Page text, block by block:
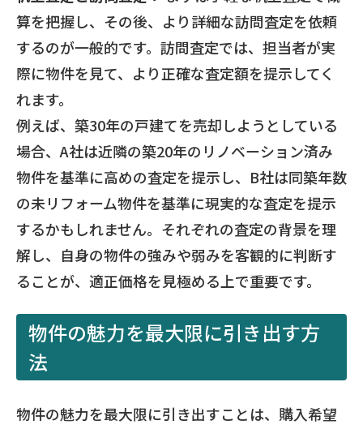
算を把握し、その後、より詳細な訪問査定を依頼
するのが一般的です。訪問査定では、担当者が実
際に物件を見て、より正確な査定額を提示してく
れます。
例えば、築30年の戸建てを売却しようとしている
場合、A社は近隣の築20年のリノベーション済み
物件を基準に高めの査定を提示し、B社は同築年数
の未リフォーム物件を基準に現実的な査定を提示
するかもしれません。それぞれの査定の背景を理
解し、自身の物件の強みや弱みを客観的に判断す
ることが、適正価格を見極める上で重要です。
物件の魅力を最大限に引き出す方
法
物件の魅力を最大限に引き出すことは、購入希望